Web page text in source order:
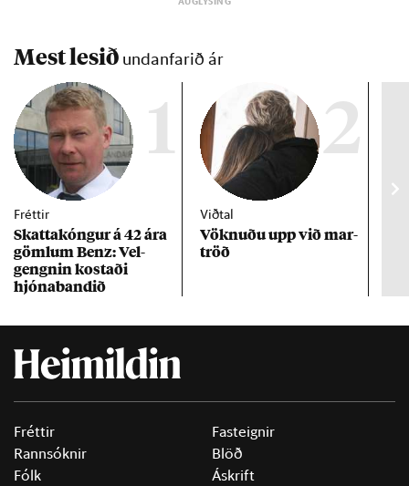
Mest lesið undanfarið ár
1
Fréttir
Skattakóng­ur á 42 ára
göml­um Benz: Vel­
gengn­in kostaði
hjóna­band­ið
2
Viðtal
Vökn­uðu upp við mar­
tröð
Fréttir
Rannsóknir
Fólk
Fasteignir
Blöð
Áskrift